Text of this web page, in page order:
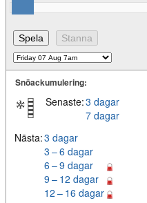
Snöackumulering:
Senaste:3 dagar
7 dagar
Nästa:3 dagar
3 – 6 dagar
6 – 9 dagar
9 – 12 dagar
12 – 16 dagar